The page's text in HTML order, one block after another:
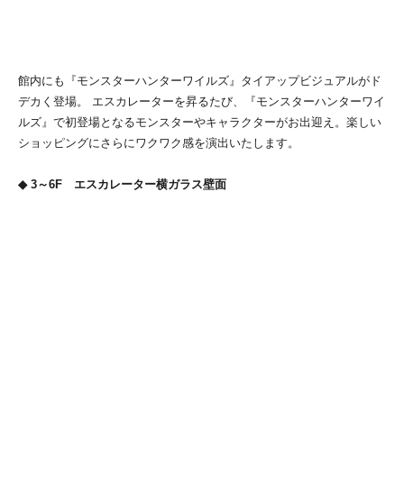
館内にも『モンスターハンターワイルズ』タイアップビジュアルがド
デカく登場。 エスカレーターを昇るたび、『モンスターハンターワイ
ルズ』で初登場となるモンスターやキャラクターがお出迎え。楽しい
ショッピングにさらにワクワク感を演出いたします。
◆ 3～6F エスカレーター横ガラス壁面